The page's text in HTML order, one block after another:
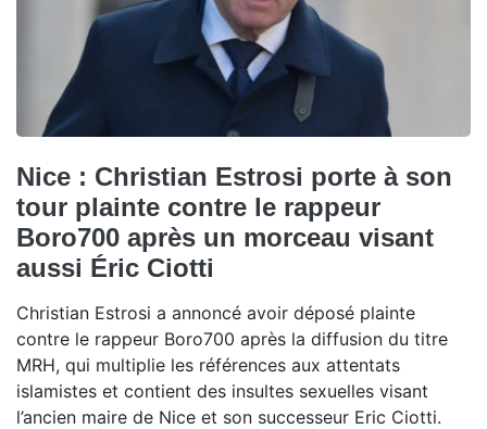
Nice : Christian Estrosi porte à son
tour plainte contre le rappeur
Boro700 après un morceau visant
aussi Éric Ciotti
Christian Estrosi a annoncé avoir déposé plainte
contre le rappeur Boro700 après la diffusion du titre
MRH, qui multiplie les références aux attentats
islamistes et contient des insultes sexuelles visant
l’ancien maire de Nice et son successeur Eric Ciotti.